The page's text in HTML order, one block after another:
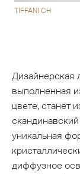
TIFFANI CH
Дизайнерская
выполненная
цвете, станет
уникальная
диффузное